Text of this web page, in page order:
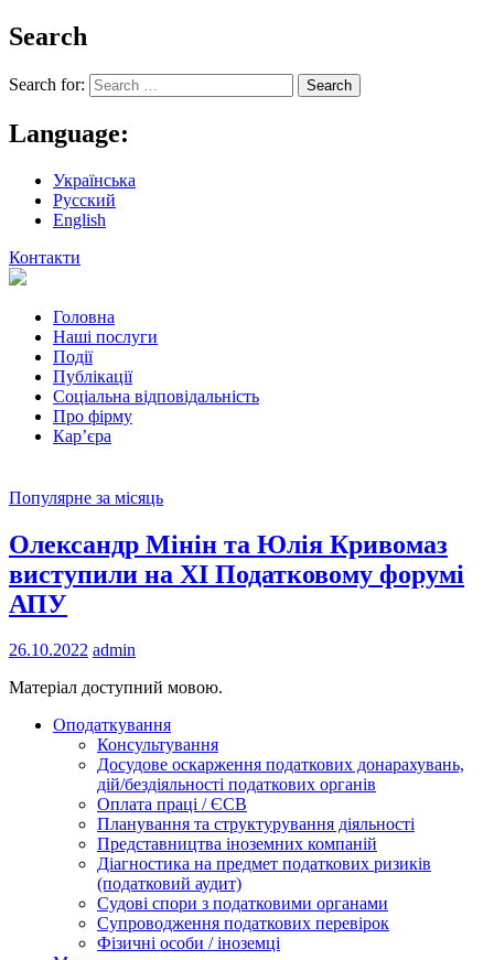
Search
Search for:
Language:
Українська
Русский
English
Контакти
Головна
Наші послуги
Події
Публікації
Соціальна відповідальність
Про фiрму
Кар’єра
Популярне за місяць
Олександр Мінін та Юлія Кривомаз
виступили на ХІ Податковому форумі
АПУ
26.10.2022 admin
Матеріал доступний мовою.
Оподаткування
Консультування
Досудове оскарження податкових донарахувань,
дій/бездіяльності податкових органів
Оплата праці / ЄСВ
Планування та структурування діяльності
Представництва іноземних компаній
Діагностика на предмет податкових ризиків
(податковий аудит)
Судові спори з податковими органами
Супроводження податкових перевірок
Фізичні особи / іноземці